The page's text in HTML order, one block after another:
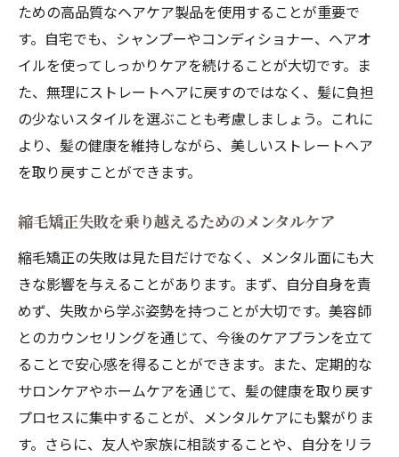
ための高品質なヘアケア製品を使用することが重要で
す。自宅でも、シャンプーやコンディショナー、ヘアオ
イルを使ってしっかりケアを続けることが大切です。ま
た、無理にストレートヘアに戻すのではなく、髪に負担
の少ないスタイルを選ぶことも考慮しましょう。これに
より、髪の健康を維持しながら、美しいストレートヘア
を取り戻すことができます。
縮毛矯正失敗を乗り越えるためのメンタルケア
縮毛矯正の失敗は見た目だけでなく、メンタル面にも大
きな影響を与えることがあります。まず、自分自身を責
めず、失敗から学ぶ姿勢を持つことが大切です。美容師
とのカウンセリングを通じて、今後のケアプランを立て
ることで安心感を得ることができます。また、定期的な
サロンケアやホームケアを通じて、髪の健康を取り戻す
プロセスに集中することが、メンタルケアにも繋がりま
す。さらに、友人や家族に相談することや、自分をリラ